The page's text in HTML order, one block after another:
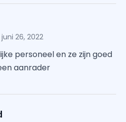
juni 26, 2022
personeel en ze zijn goed
aanrader